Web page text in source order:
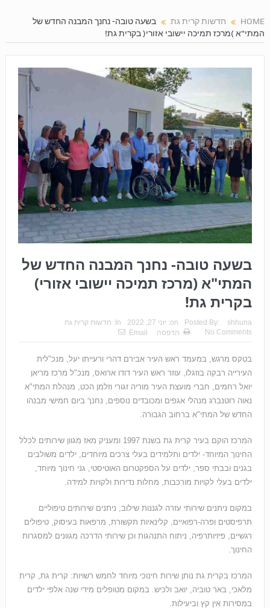
HOME חדשות קרית גת
בשעה טובה- נחנך המבנה החדש של
המתי"א (מרכז תמיכה יישובי אזורי) בקרית גת!
בשעה טובה- נחנך המבנה החדש של
המתי"א (מרכז תמיכה יישובי אזורי)
בקרית גת!
Posted By: shhuna
on: יוני 27, 2022 In:
חדשות קרית גת
No Comments
הדפסה Email
בטקס מרגש, במעמד ראש העיר אבירם דהרי ורעייתו יעל, מנכ"לית
העירייה רבקה בוזגלו, עוזר ראש העיר דודו ארואס, מנכ"ל מרכז מריאן
יואל רחמים, חברי מועצת העיר מוריה זגורי וזלמן הכט, מנהלת המתי"א
נאוה רוטנברג מנהלי אגפים ומכובדים נוספים, נחנך ביום חמישי מבנהו
החדש של המתי"א ברחוב הגבורה.
המרכז הוקם בעיר קרית גת בשנת 1997 ומעניק מאז מגוון שירותים לכלל
החינוך המיוחד- ילדים ותלמידים בעלי צרכים מיוחדים, ילדים משולבים
בגנים ובבתי ספר, ילדים על הספקטרום האוטיסטי, גני חינוך מיוחד,
ילדים בעלי לקויות מורכבות, מחלות נדירות ולקויות למידה.
במקום ניתנים שירותי עזרה לגננות שילוב, ניתנים שירותים טיפוליים
תרפיסטים ופרה-רפואיים, קלינאיות תקשורת, מרפאות בעיסוק, טיפולים
רגשיים, פיזיותרפיה, ניתוח התנהגות וכן שירותי הדרכה מגוונים למסגרות
החינוך.
המרכז בקרית גת נותן שירות חינוכי מיוחד לחמש רשויות: קרית גת, קרית
מלאכי, באר טוביה, יואב ולכיש. במקום מטופלים מידי שנה אלפי ילדים
במסירות אין קץ וביעילות.